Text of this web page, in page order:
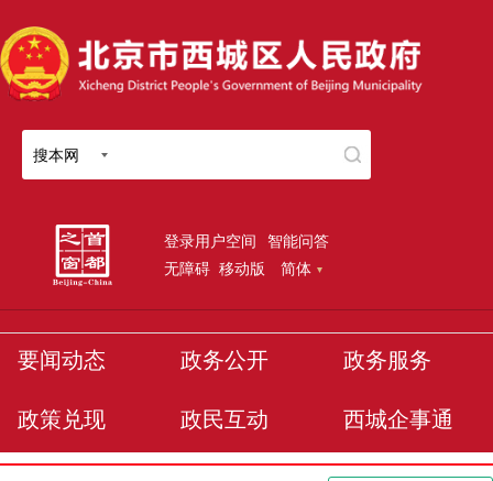
搜本网
登录用户空间 智能问答
无障碍 移动版 简体
要闻动态 政务公开 政务服务
政策兑现 政民互动 西城企事通